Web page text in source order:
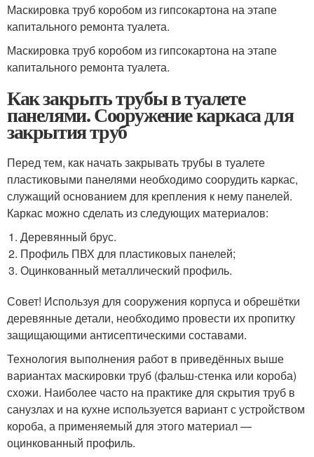
Маскировка труб коробом из гипсокартона на этапе
капитального ремонта туалета.
Маскировка труб коробом из гипсокартона на этапе
капитального ремонта туалета.
Как закрыть трубы в туалете
панелями. Сооружение каркаса для
закрытия труб
Перед тем, как начать закрывать трубы в туалете
пластиковыми панелями необходимо соорудить каркас,
служащий основанием для крепления к нему панелей.
Каркас можно сделать из следующих материалов:
Деревянный брус.
Профиль ПВХ для пластиковых панелей;
Оцинкованный металлический профиль.
Совет! Используя для сооружения корпуса и обрешётки
деревянные детали, необходимо провести их пропитку
защищающими антисептическими составами.
Технология выполнения работ в приведённых выше
вариантах маскировки труб (фальш-стенка или короба)
схожи. Наиболее часто на практике для скрытия труб в
санузлах и на кухне используется вариант с устройством
короба, а применяемый для этого материал —
оцинкованный профиль.